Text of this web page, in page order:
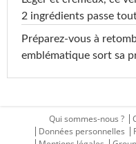
2 ingrédients passe
Préparez-vous à
emblématique sort sa
Qui sommes-nous ?
Données personnelles